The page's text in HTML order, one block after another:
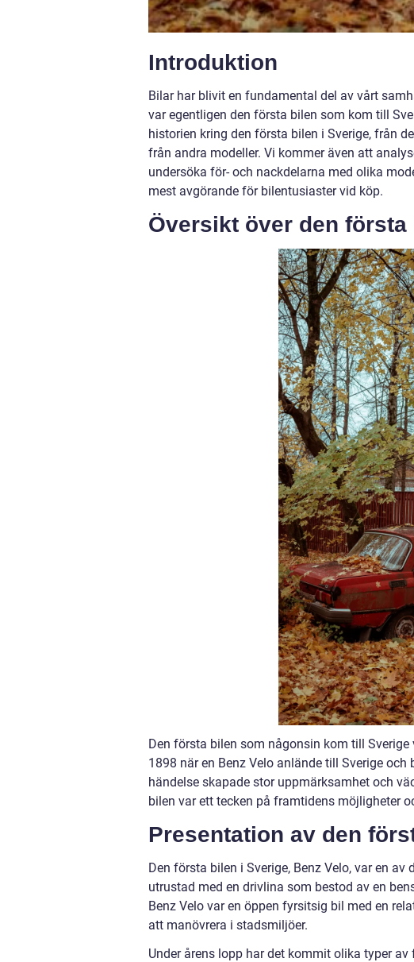
Introduktion
Bilar har blivit en fundamental del av vårt
var egentligen den första bilen som kom till
historien kring den första bilen i Sverige, från
från andra modeller. Vi kommer även att
undersöka för- och nackdelarna med olika
mest avgörande för bilentusiaster vid köp.
Översikt över den
Den första bilen som någonsin kom till
1898 när en Benz Velo anlände till Sverige
händelse skapade stor uppmärksamhet och
bilen var ett tecken på framtidens möjligheter
Presentation av den
Den första bilen i Sverige, Benz Velo, var en
utrustad med en drivlina som bestod av en
Benz Velo var en öppen fyrsitsig bil med en
att manövrera i stadsmiljöer.
Under årens lopp har det kommit olika typer